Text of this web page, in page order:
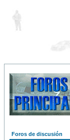
Foros de discusión